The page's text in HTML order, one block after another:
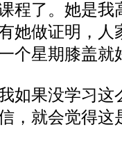
程了。她是我
她做证明，人
个星期膝盖就
如果没学习这
，就会觉得这